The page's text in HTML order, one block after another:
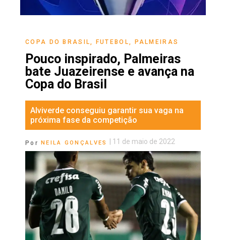
COPA DO BRASIL FUTEBOL PALMEIRAS
Pouco inspirado, Palmeiras
bate Juazeirense e avança na
Copa do Brasil
Alviverde conseguiu garantir sua vaga na
próxima fase da competição
Por NEILA GONÇALVES 11 de maio de 2022